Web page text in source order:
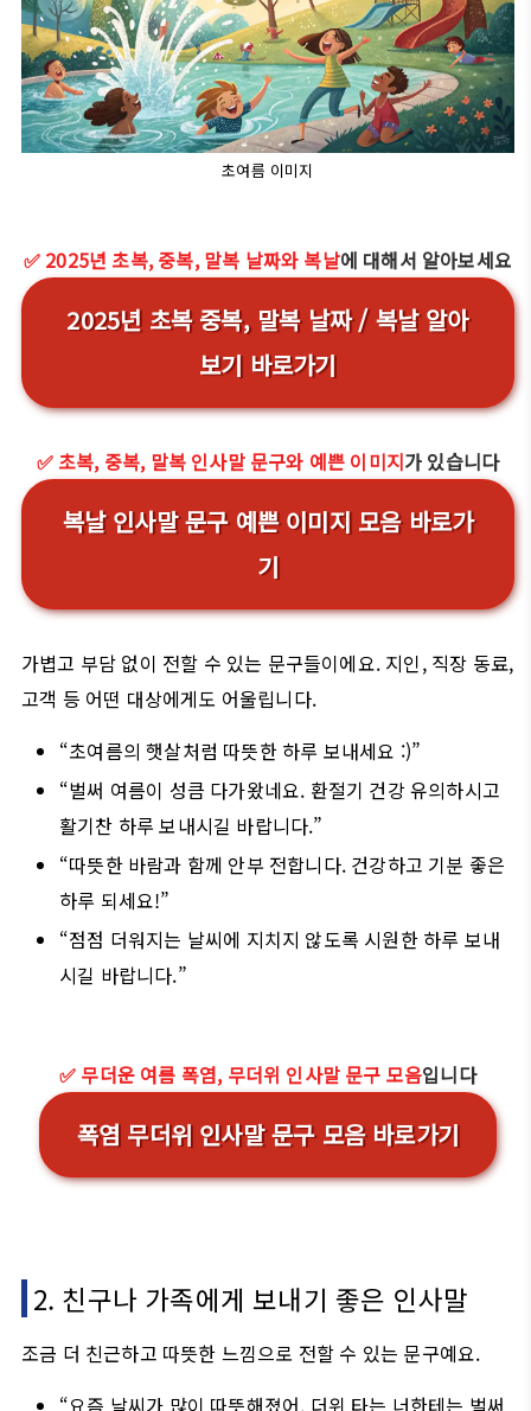
초여름 이미지
✅ 2025년 초복, 중복, 말복 날짜와 복날에 대해서 알아보세요
2025년 초복 중복, 말복 날짜 / 복날 알아
보기 바로가기
✅ 초복, 중복, 말복 인사말 문구와 예쁜 이미지가 있습니다
복날 인사말 문구 예쁜 이미지 모음 바로가
기
가볍고 부담 없이 전할 수 있는 문구들이에요. 지인, 직장 동료,
고객 등 어떤 대상에게도 어울립니다.
“초여름의 햇살처럼 따뜻한 하루 보내세요 :)”
“벌써 여름이 성큼 다가왔네요. 환절기 건강 유의하시고
활기찬 하루 보내시길 바랍니다.”
“따뜻한 바람과 함께 안부 전합니다. 건강하고 기분 좋은
하루 되세요!”
“점점 더워지는 날씨에 지치지 않도록 시원한 하루 보내
시길 바랍니다.”
✅ 무더운 여름 폭염, 무더위 인사말 문구 모음입니다
폭염 무더위 인사말 문구 모음 바로가기
2. 친구나 가족에게 보내기 좋은 인사말
조금 더 친근하고 따뜻한 느낌으로 전할 수 있는 문구예요.
“요즘 날씨가 많이 따뜻해졌어. 더위 타는 너한테는 벌써